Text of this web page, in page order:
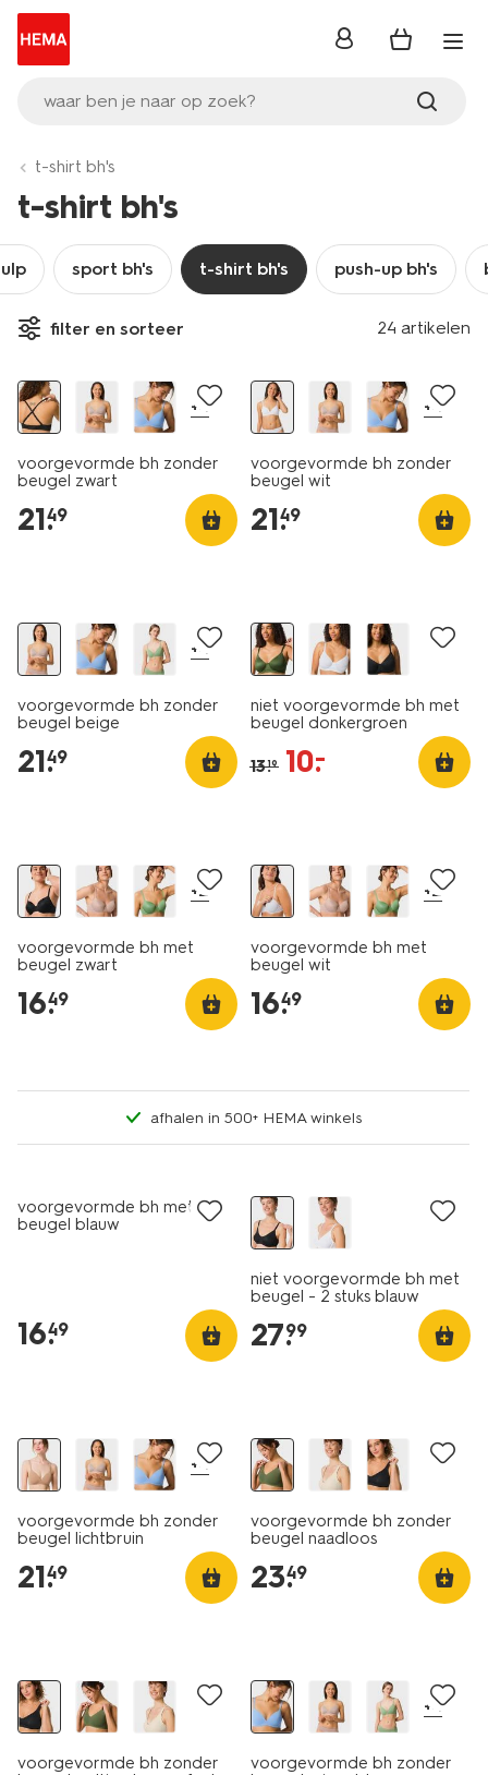
waar ben je naar op zoek?
inloggen
t-shirt bh's
t-shirt bh's
sport bh's t-shirt bh's push-up bh's
filter en sorteer 24 artikelen
+4
voorgevormde bh zonder
beugel zwart
21.
49
+4
voorgevormde bh zonder
beugel wit
21.
49
+4
voorgevormde bh zonder
beugel beige
21.
49
niet voorgevormde bh met
beugel donkergroen
13.19 10.
–
+2
voorgevormde bh met
beugel zwart
16.
49
+2
voorgevormde bh met
beugel wit
16.
49
afhalen in 500+ HEMA winkels
voorgevormde bh met
beugel blauw
16.
49
niet voorgevormde bh met
beugel - 2 stuks blauw
27.
99
+4
voorgevormde bh zonder
beugel lichtbruin
21.
49
voorgevormde bh zonder
beugel naadloos
23.
49
voorgevormde bh zonder
+4
voorgevormde bh zonder